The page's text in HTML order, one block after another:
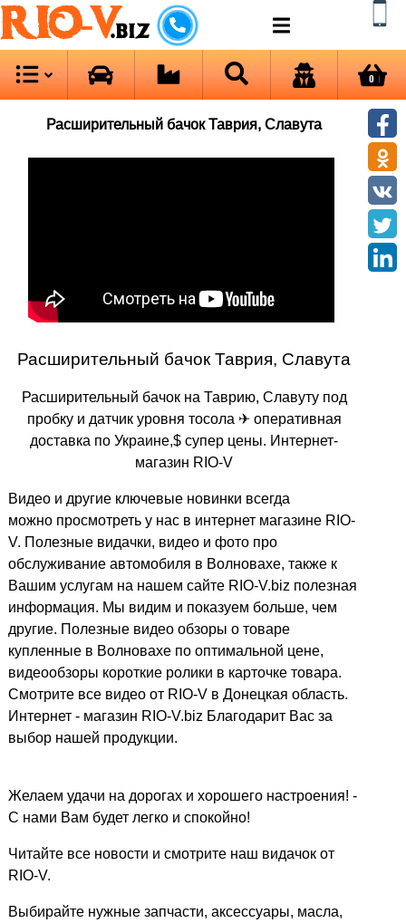
RIO-V.biz
0
Расширительный бачок Таврия, Славута
Расширительный бачок Таврия, Славута
Расширительный бачок на Таврию, Славуту под
пробку и датчик уровня тосола ✈ оперативная
доставка по Украине,$ супер цены. Интернет-
магазин RIO-V
Видео и другие ключевые новинки всегда
можно просмотреть у нас в интернет магазине RIO-
V. Полезные видачки, видео и фото про
обслуживание автомобиля в Волновахе, также к
Вашим услугам на нашем сайте RIO-V.biz полезная
информация. Мы видим и показуем больше, чем
другие. Полезные видео обзоры о товаре
купленные в Волновахе по оптимальной цене,
видеообзоры короткие ролики в карточке товара.
Смотрите все видео от RIO-V в Донецкая область.
Интернет - магазин RIO-V.biz Благодарит Вас за
выбор нашей продукции.
Желаем удачи на дорогах и хорошего настроения! -
С нами Вам будет легко и спокойно!
Читайте все новости и смотрите наш видачок от
RIO-V.
Выбирайте нужные запчасти, аксессуары, масла,